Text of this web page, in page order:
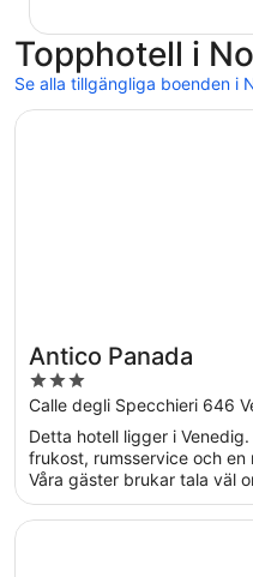
Topphotell i
Se alla tillgängliga boenden i
Antico Panada
3
out
of
5
Calle degli Specchieri 646
Detta hotell ligger i
frukost, rumsservice och
Våra gäster brukar tala väl
Öppnas i ett nytt fönster
Antico Panada
Öppnas i ett nytt fönster
B&B HOTEL Venezia